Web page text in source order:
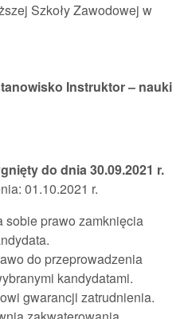
Szkoły Zawodowej w
Instruktor – nauki
do dnia 30.09.2021 r.
01.10.2021 r.
sobie prawo zamknięcia
do przeprowadzenia
kandydatami.
gwarancji zatrudnienia.